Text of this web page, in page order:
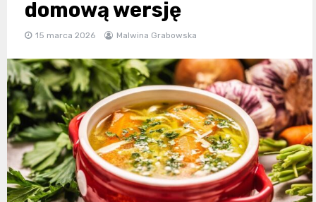
domową wersję
15 marca 2026 Malwina Grabowska